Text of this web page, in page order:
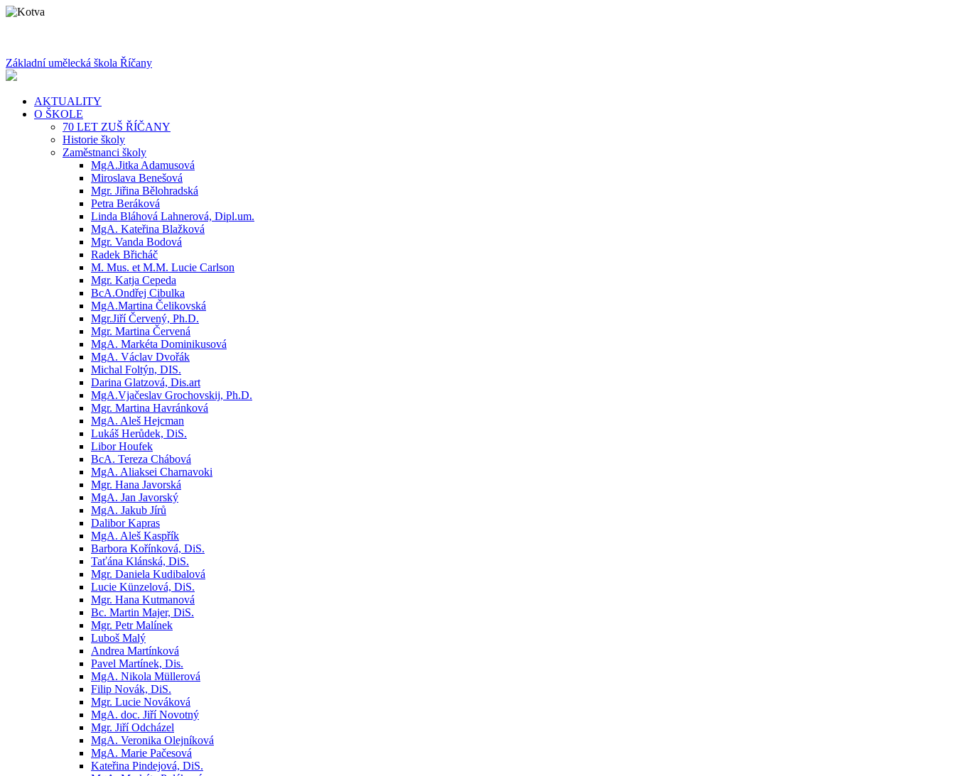
Základní umělecká škola Říčany
AKTUALITY
O ŠKOLE
70 LET ZUŠ ŘÍČANY
Historie školy
Zaměstnanci školy
MgA.Jitka Adamusová
Miroslava Benešová
Mgr. Jiřina Bělohradská
Petra Beráková
Linda Bláhová Lahnerová, Dipl.um.
MgA. Kateřina Blažková
Mgr. Vanda Bodová
Radek Břicháč
M. Mus. et M.M. Lucie Carlson
Mgr. Katja Cepeda
BcA.Ondřej Cibulka
MgA.Martina Čelikovská
Mgr.Jiří Červený, Ph.D.
Mgr. Martina Červená
MgA. Markéta Dominikusová
MgA. Václav Dvořák
Michal Foltýn, DIS.
Darina Glatzová, Dis.art
MgA.Vjačeslav Grochovskij, Ph.D.
Mgr. Martina Havránková
MgA. Aleš Hejcman
Lukáš Herůdek, DiS.
Libor Houfek
BcA. Tereza Chábová
MgA. Aliaksei Charnavoki
Mgr. Hana Javorská
MgA. Jan Javorský
MgA. Jakub Jírů
Dalibor Kapras
MgA. Aleš Kaspřík
Barbora Kořínková, DiS.
Taťána Klánská, DiS.
Mgr. Daniela Kudibalová
Lucie Künzelová, DiS.
Mgr. Hana Kutmanová
Bc. Martin Majer, DiS.
Mgr. Petr Malínek
Luboš Malý
Andrea Martínková
Pavel Martínek, Dis.
MgA. Nikola Müllerová
Filip Novák, DiS.
Mgr. Lucie Nováková
MgA. doc. Jiří Novotný
Mgr. Jiří Odcházel
MgA. Veronika Olejníková
MgA. Marie Pačesová
Kateřina Pindejová, DiS.